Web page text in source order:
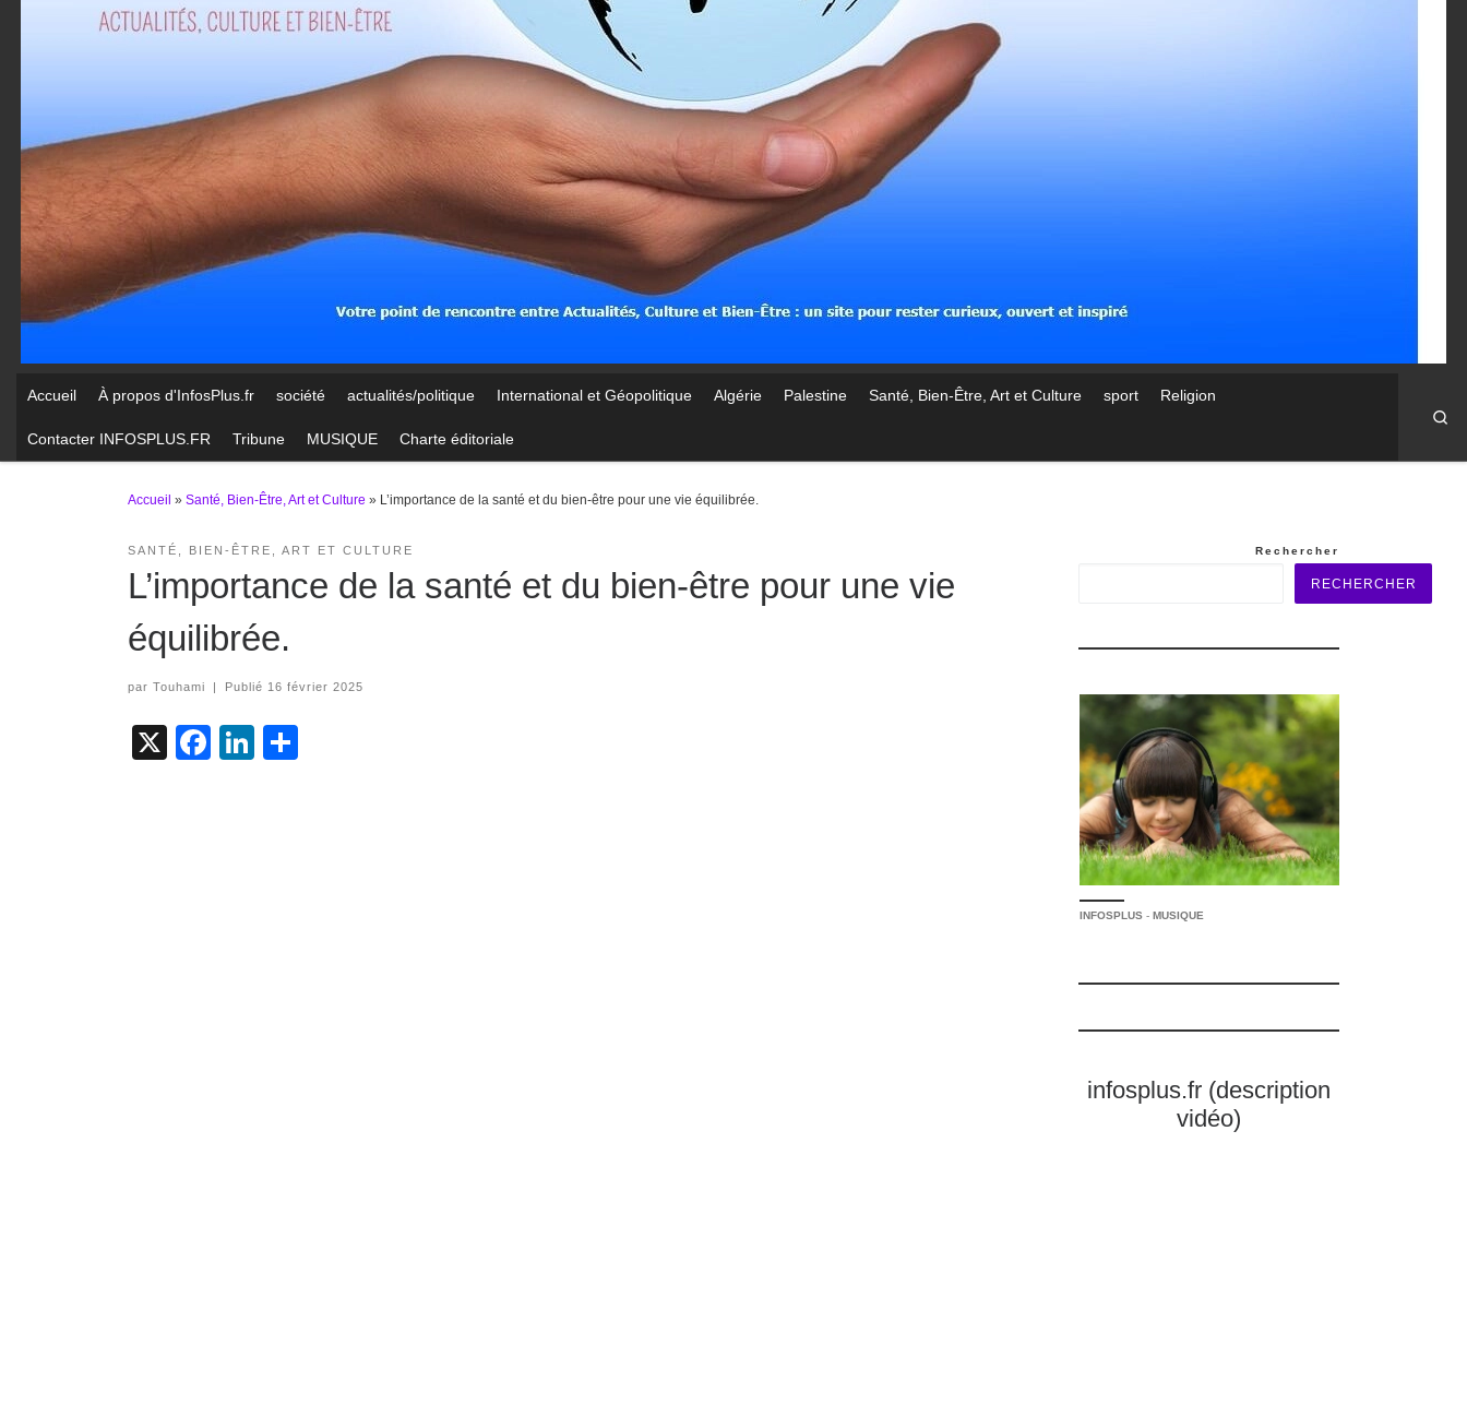
Accueil À propos d'InfosPlus.fr société actualités/politique International et Géopolitique Algérie Palestine Santé, Bien-Être, Art et Culture sport Religion
Contacter INFOSPLUS.FR Tribune MUSIQUE Charte éditoriale
Accueil » Santé, Bien-Être, Art et Culture » L’importance de la santé et du bien-être pour une vie équilibrée.
SANTÉ, BIEN-ÊTRE, ART ET CULTURE
L’importance de la santé et du bien-être pour une vie
équilibrée.
par Touhami | Publié 16 février 2025
X
F
Li
Rechercher
RECHERCHER
INFOSPLUS- MUSIQUE
infosplus.fr (description
vidéo)